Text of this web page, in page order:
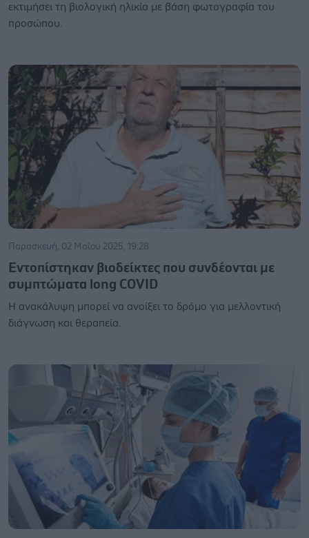
εκτιμήσει τη βιολογική ηλικία με βάση φωτογραφία του
προσώπου.
Παρασκευή, 02 Μαΐου 2025, 19:28
Εντοπίστηκαν βιοδείκτες που συνδέονται με
συμπτώματα long COVID
Η ανακάλυψη μπορεί να ανοίξει το δρόμο για μελλοντική
διάγνωση και θεραπεία.